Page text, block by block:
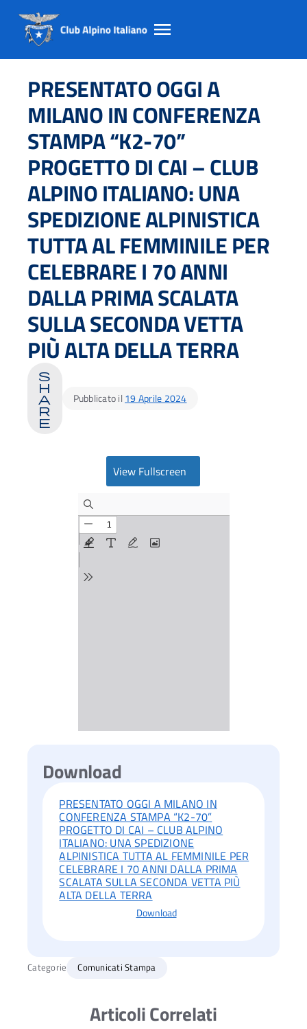
Salta
contento
principale
Salta
Salta
PRESENTATO OGGI A
MILANO IN CONFERENZA
STAMPA “K2-70”
PROGETTO DI CAI – CLUB
ALPINO ITALIANO: UNA
SPEDIZIONE ALPINISTICA
TUTTA AL FEMMINILE PER
CELEBRARE I 70 ANNI
DALLA PRIMA SCALATA
SULLA SECONDA VETTA
PIÙ ALTA DELLA TERRA
s
h
a
r
e
Pubblicato il 19 Aprile 2024
View Fullscreen
Download
PRESENTATO OGGI A MILANO IN
CONFERENZA STAMPA “K2-70”
PROGETTO DI CAI – CLUB ALPINO
ITALIANO: UNA SPEDIZIONE
ALPINISTICA TUTTA AL FEMMINILE PER
CELEBRARE I 70 ANNI DALLA PRIMA
SCALATA SULLA SECONDA VETTA PIÙ
ALTA DELLA TERRA
Download
Categorie Comunicati Stampa
Articoli Correlati